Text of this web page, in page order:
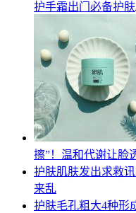
护手霜出门必备护肤
擦”！温和代谢让脸
护肤肌肤发出求救
来乱
护肤毛孔粗大4种形